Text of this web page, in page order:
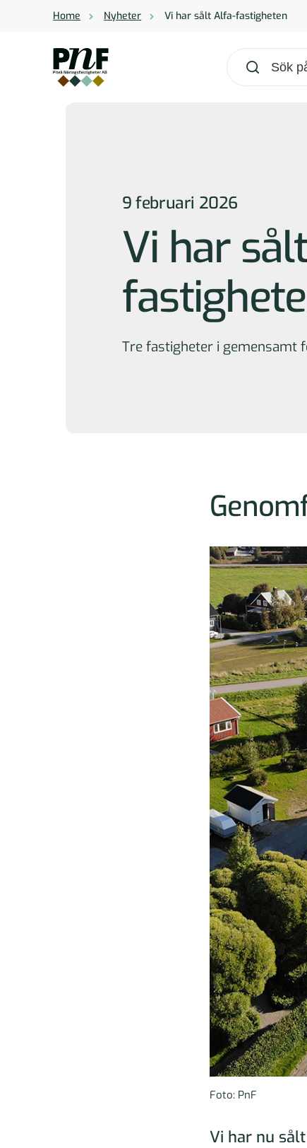
Home Nyheter Vi har sålt Alfa-fastigheten
Sök på sidan
Du måste skriva
9 februari 2026
Vi har
Tre fastigheter i gemensamt
Foto: PnF
Vi har nu